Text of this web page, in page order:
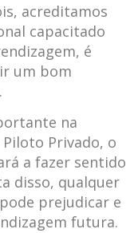
acreditamos
capacitado
é
um bom
na
Privado, o
a fazer sentido
disso, qualquer
prejudicar e
futura.